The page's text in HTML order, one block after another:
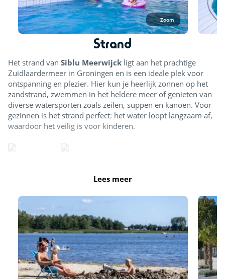
Zoom
Strand
Het strand van Siblu Meerwijck ligt aan het prachtige
Zuidlaardermeer in Groningen en is een ideale plek voor
ontspanning en plezier. Hier kun je heerlijk zonnen op het
zandstrand, zwemmen in het heldere meer of genieten van
diverse watersporten zoals zeilen, suppen en kanoën. Voor
gezinnen is het strand perfect: het water loopt langzaam af,
waardoor het veilig is voor kinderen.
Lees meer